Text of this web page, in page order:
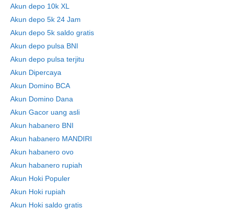
Akun depo 10k XL
Akun depo 5k 24 Jam
Akun depo 5k saldo gratis
Akun depo pulsa BNI
Akun depo pulsa terjitu
Akun Dipercaya
Akun Domino BCA
Akun Domino Dana
Akun Gacor uang asli
Akun habanero BNI
Akun habanero MANDIRI
Akun habanero ovo
Akun habanero rupiah
Akun Hoki Populer
Akun Hoki rupiah
Akun Hoki saldo gratis